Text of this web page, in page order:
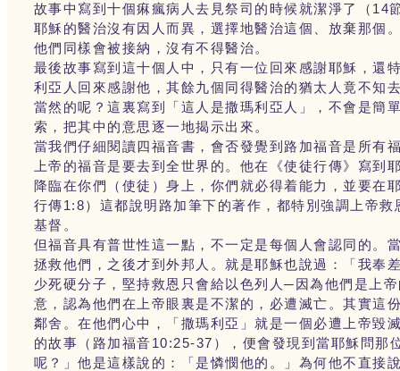
故事中寫到十個痳瘋病人去見祭司的時候就潔淨了（
耶穌的醫治沒有因人而異，選擇地醫治這個、放棄那個
他們同樣會被接納，沒有不得醫治。
最後故事寫到這十個人中，只有一位回來感謝耶穌，還
利亞人回來感謝他，其餘九個同得醫治的猶太人竟不知
當然的呢？這裏寫到「這人是撒瑪利亞人」，不會是簡
索，把其中的意思逐一地揭示出來。
當我們仔細閱讀四福音書，會否發覺到路加福音是所有
上帝的福音是要去到全世界的。他在《使徒行傳》寫
降臨在你們（使徒）身上，你們就必得着能力，並要在
行傳1:8）這都說明路加筆下的著作，都特別強調上帝
基督。
但福音具有普世性這一點，不一定是每個人會認同的。
拯救他們，之後才到外邦人。就是耶穌也說過：「我奉
少死硬分子，堅持救恩只會給以色列人─因為他們是上
意，認為他們在上帝眼裏是不潔的，必遭滅亡。其實這
鄰舍。在他們心中，「撒瑪利亞」就是一個必遭上帝毀
的故事（路加福音10:25-37），便會發現到當耶穌問那
呢？」他是這樣說的：「是憐憫他的。」為何他不直接